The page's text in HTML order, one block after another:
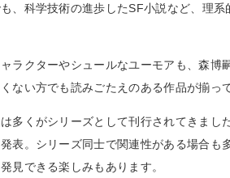
、科学技術の進歩したSF小説など、理
ラクターやシュールなユーモアも、森博
ない方でも読みごたえのある作品が揃っ
多くがシリーズとして刊行されてきま
表。シリーズ同士で関連性がある場合も
見できる楽しみもあります。